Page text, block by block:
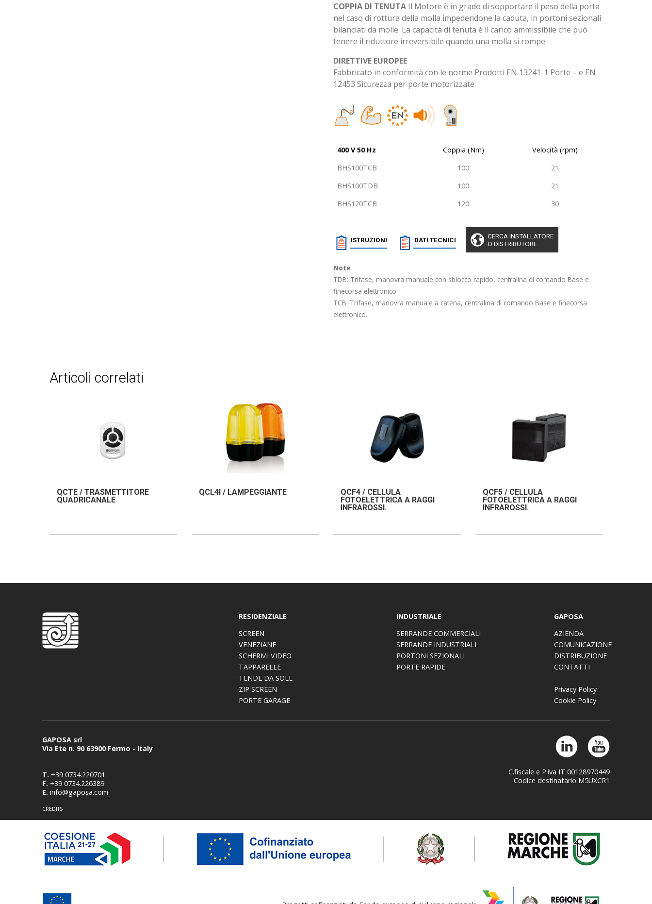
COPPIA DI TENUTA Il Motore è in grado di sopportare il peso della porta
nel caso di rottura della molla impedendone la caduta, in portoni sezionali
bilanciati da molle. La capacità di tenuta è il carico ammissibile che può
tenere il riduttore irreversibile quando una molla si rompe.
DIRETTIVE EUROPEE
Fabbricato in conformità con le norme Prodotti EN 13241-1 Porte – e EN
12453 Sicurezza per porte motorizzate.
400 V 50 Hz Coppia (Nm)
Velocità (rpm)
BHS100TCB
100
21
BHS100TDB
100
21
BHS120TCB
120 30
ISTRUZIONI DATI TECNICI
CERCA INSTALLATORE
O DISTRIBUTORE
Note
TDB: Trifase, manovra manuale con sblocco rapido, centralina di comando Base e
finecorsa elettronico.
TCB: Trifase, manovra manuale a catena, centralina di comando Base e finecorsa
elettronico.
articoli correlati
QCTE / TRASMETTITORE
QUADRICANALE
QCL4I / LAMPEGGIANTE
QCF4 / CELLULA
FOTOELETTRICA A RAGGI
INFRAROSSI.
QCF5 / CELLULA
FOTOELETTRICA A RAGGI
INFRAROSSI.
RESIDENZIALE
SCREEN
VENEZIANE
SCHERMI VIDEO
TAPPARELLE
TENDE DA SOLE
ZIP SCREEN
PORTE GARAGE
INDUSTRIALE
SERRANDE COMMERCIALI
SERRANDE INDUSTRIALI
PORTONI SEZIONALI
PORTE RAPIDE
GAPOSA
AZIENDA
COMUNICAZIONE
DISTRIBUZIONE
CONTATTI
Privacy Policy
Cookie Policy
GAPOSA srl
Via Ete n. 90 63900 Fermo - Italy
T. +39 0734.220701
F. +39 0734.226389
E. info@gaposa.com
CREDITS
C.fiscale e P.iva IT 00128970449
Codice destinatario M5UXCR1